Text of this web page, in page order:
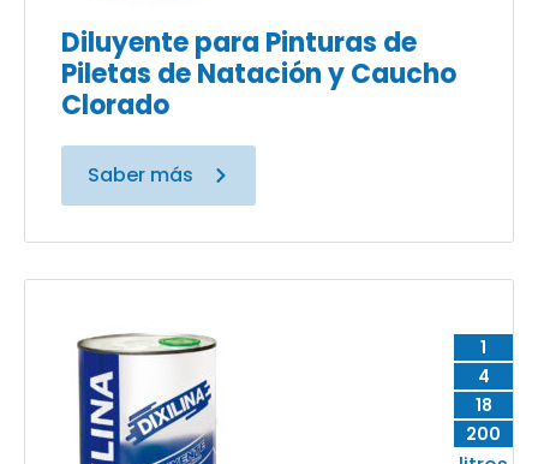
Diluyente para Pinturas de
Piletas de Natación y Caucho
Clorado
Saber más
1
4
18
200